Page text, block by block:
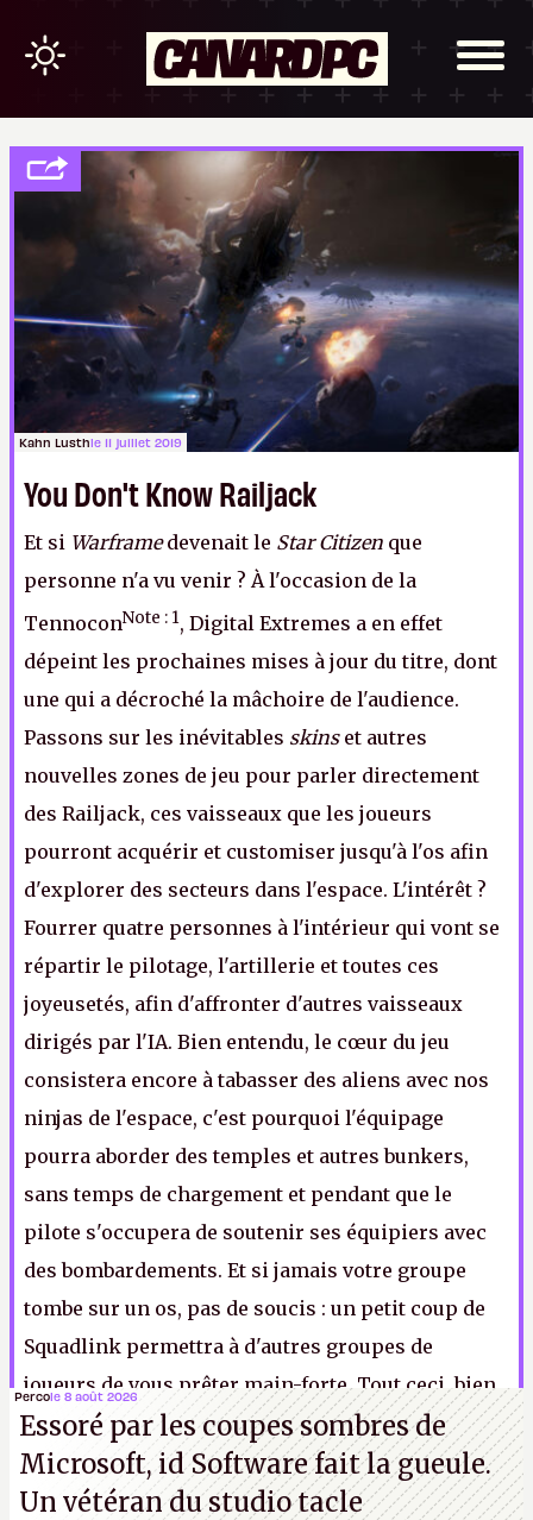
Kahn Lusthle 11 juillet 2019
You Don't Know Railjack
Et si Warframedevenait le Star Citizen que
personne n'a vu venir ? À l'occasion de la
TennoconNote : 1, Digital Extremes a en effet
dépeint les prochaines mises à jour du titre, dont
une qui a décroché la mâchoire de l'audience.
Passons sur les inévitables skins et autres
nouvelles zones de jeu pour parler directement
des Railjack, ces vaisseaux que les joueurs
pourront acquérir et customiser jusqu'à l'os afin
d'explorer des secteurs dans l'espace. L'intérêt ?
Fourrer quatre personnes à l'intérieur qui vont se
répartir le pilotage, l'artillerie et toutes ces
joyeusetés, afin d'affronter d'autres vaisseaux
dirigés par l'IA. Bien entendu, le cœur du jeu
consistera encore à tabasser des aliens avec nos
ninjas de l'espace, c'est pourquoi l'équipage
pourra aborder des temples et autres bunkers,
sans temps de chargement et pendant que le
pilote s'occupera de soutenir ses équipiers avec
des bombardements. Et si jamais votre groupe
tombe sur un os, pas de soucis : un petit coup de
Squadlink permettra à d'autres groupes de
joueurs de vous prêter main-forte. Tout ceci, bien
sûr, sans aucune date de sortie, si ce n'est un
vague« entre septembre 2019 et 2020 », histoire
d'imiter encore un peu plusStar Citizen.
Percole 8 août 2026
Essoré par les coupes sombres de
Microsoft, id Software fait la gueule.
Un vétéran du studiotacle